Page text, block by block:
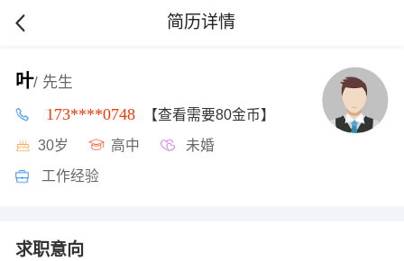
简历详情
叶/ 先生
173****0748 【查看需要80金币】
30岁 高中 未婚
工作经验
求职意向